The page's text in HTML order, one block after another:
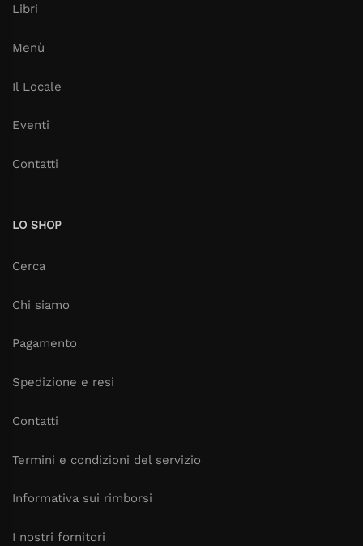
Libri
Menù
Il Locale
Eventi
Contatti
LO SHOP
Cerca
Chi siamo
Pagamento
Spedizione e resi
Contatti
Termini e condizioni del servizio
Informativa sui rimborsi
I nostri fornitori